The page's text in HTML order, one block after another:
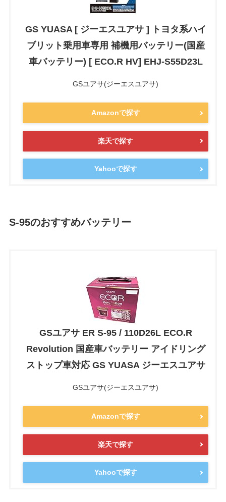
GS YUASA [ ジーエスユアサ ] トヨタ系ハイ
ブリット乗用車専用 補機用バッテリー(国産
車バッテリー) [ ECO.R HV] EHJ-S55D23L
GSユアサ(ジーエスユアサ)
Amazonで探す
楽天で探す
Yahooで探す
S-95のおすすめバッテリー
GSユアサ ER S-95 / 110D26L ECO.R
Revolution 国産車バッテリー アイドリング
ストップ車対応 GS YUASA ジーエスユアサ
GSユアサ(ジーエスユアサ)
Amazonで探す
楽天で探す
Yahooで探す